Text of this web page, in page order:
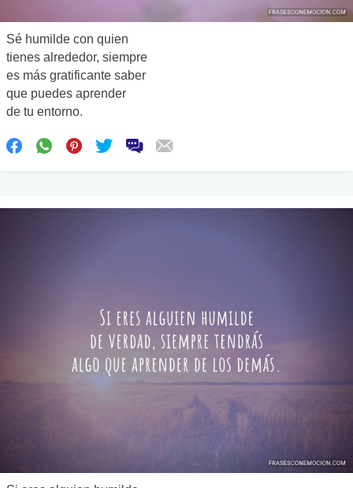
Sé humilde con quien
tienes alrededor, siempre
es más gratificante saber
que puedes aprender
de tu entorno.